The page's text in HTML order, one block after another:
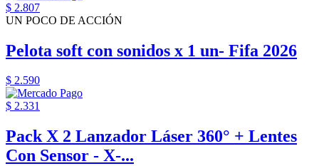
$ 2.807
UN POCO DE ACCIÓN
Pelota soft con sonidos x 1 un- Fifa 2026
$ 2.590
$ 2.331
Pack X 2 Lanzador Láser 360° + Lentes
Con Sensor - X-...